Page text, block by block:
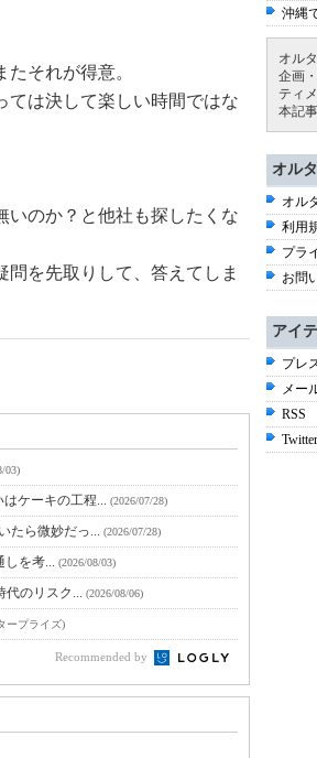
それが得意。
ては決して楽しい時間ではな
いのか？と他社も探したくな
を先取りして、答えてしま
03)
ケーキの工程... (2026/07/28)
たら微妙だっ... (2026/07/28)
を考... (2026/08/03)
のリスク... (2026/08/06)
ープライズ)
Recommended by
沖縄
オル
企画
ティ
本記
オル
オル
利用
プラ
お問
アイ
プレ
メー
RSS
Twitter